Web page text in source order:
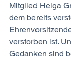
Mitglied Helga
dem bereits
verstorben ist.
Gedanken sind